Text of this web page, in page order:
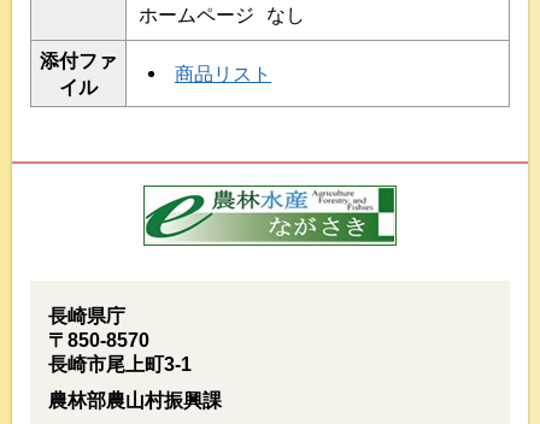
ホームページ
なし
添付ファ
イル
商品リスト
長崎県庁
〒850-8570
長崎市尾上町3-1
農林部農山村振興課